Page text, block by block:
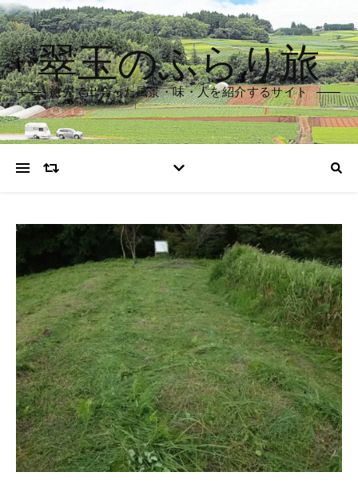
翠玉のふらり旅
旅先で出会った風景・味・人を紹介するサイト